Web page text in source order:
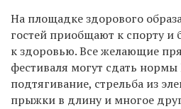
На площадке здорового
гостей приобщают к спорту
к здоровью. Все желающие
фестиваля могут сдать
подтягивание, стрельба из
прыжки в длину и многое